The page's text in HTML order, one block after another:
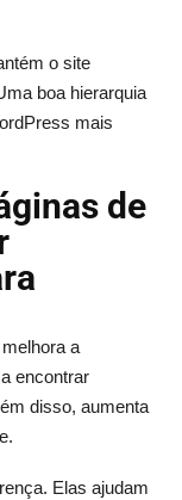
o site
boa hierarquia
mais
de
a
encontrar
disso, aumenta
Elas ajudam